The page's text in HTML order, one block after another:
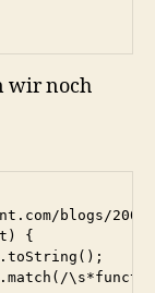
wir noch
blogs/
{